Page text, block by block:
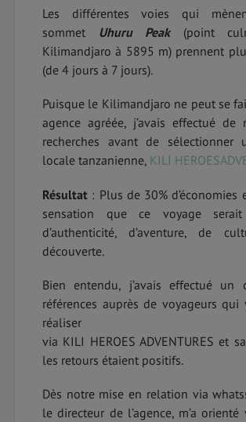
Les différentes voies qui
sommet Uhuru Peak(point
Kilimandjaro à 5895 m) prennent
(de 4 jours à 7 jours).
Puisque le Kilimandjaro ne peut se
agence agréée, j’avais effectué de
recherches avant de sélectionner
locale tanzanienne, KILI
Résultat : Plus de 30% d’économies
sensation que ce voyage serait
d’authenticité, d’aventure, de
découverte.
Bien entendu, j’avais effectué un
références auprès de voyageurs qui
réaliser
via KILI HEROES ADVENTURES et
les retours étaient positifs.
Dès notre mise en relation via
le directeur de l’agence, m’a